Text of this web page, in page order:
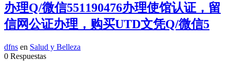
办理Q/微信551190476办理使馆认证，留
信网公证办理，购买UTD文凭Q/微信5
dfns en Salud y Belleza
0 Respuestas